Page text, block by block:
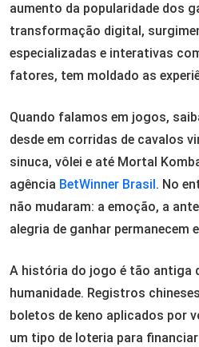
aumento da popularidade dos
transformação digital,
especializadas e interativas
fatores, tem moldado as
Quando falamos em jogos,
desde em corridas de cavalos
sinuca, vôlei e até Mortal
agência BetWinner Brasil . No
não mudaram: a emoção, a
alegria de ganhar permanecem
A história do jogo é tão antiga
humanidade. Registros
boletos de keno aplicados por
um tipo de loteria para